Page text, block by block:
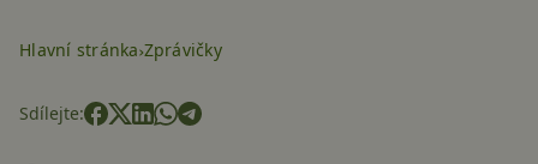
Hlavní stránka Zprávičky
Sdílejte: